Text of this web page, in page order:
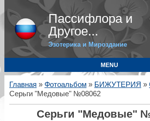
Пассифлора и
Другое...
Эзотерика и Мироздание
MENU
Главная » Фотоальбом» БИЖУТЕРИЯ »
Серьги "Медовые" №08062
Серьги "Медовые"